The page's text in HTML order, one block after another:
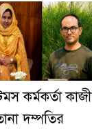
কর্মকর্তা কাজী
দম্পতির